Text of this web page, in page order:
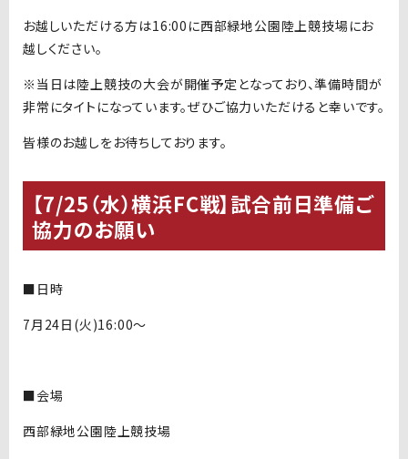
お越しいただける方は16:00に西部緑地公園陸上競技場にお
越しください。
※当日は陸上競技の大会が開催予定となっており、準備時間が
非常にタイトになっています。ぜひご協力いただけると幸いです。
皆様のお越しをお待ちしております。
【7/25（水）横浜FC戦】試合前日準備ご
協力のお願い
■日時
7月24日(火)16:00〜
■会場
西部緑地公園陸上競技場